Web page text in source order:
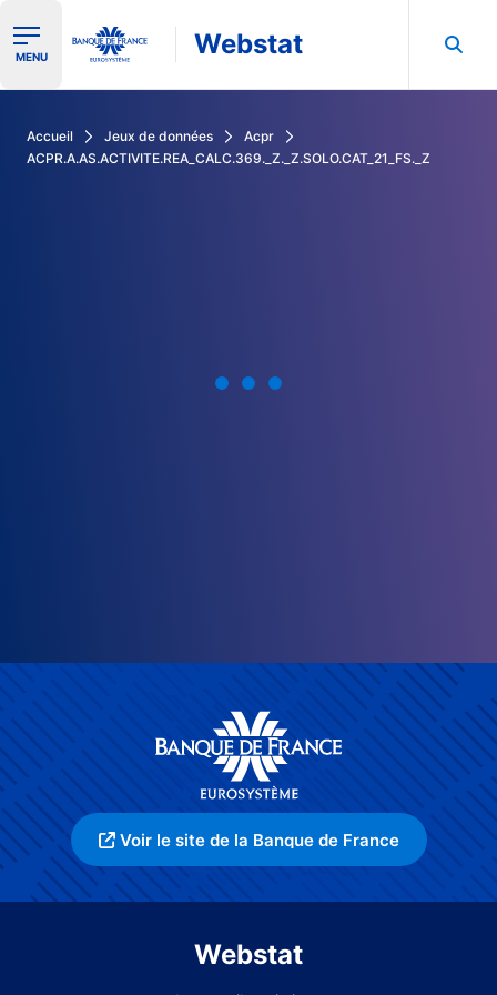
Ouvrir le menu de navigation
MENU Webstat
Accueil Jeux de données
Acpr
ACPR.A.AS.ACTIVITE.REA_CALC.369._Z._Z.SOLO.CAT_21_FS._Z
Voir le site de la Banque de France
Webstat